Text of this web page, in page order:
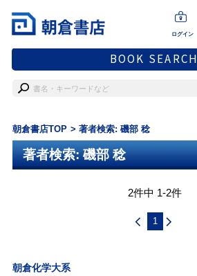
ログイン
BOOK SEARCH
朝倉書店TOP 著者検索: 磯部 稔
著者検索: 磯部 稔
2件中 1-2件
1
朝倉化学大系